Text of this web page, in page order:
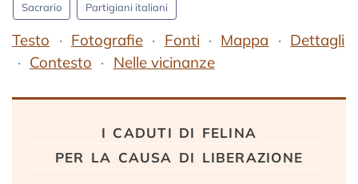
Sacrario Partigiani italiani
Testo Fotografie Fonti Mappa
Dettagli
Contesto
Nelle vicinanze
i caduti di felina
per la causa di liberazione